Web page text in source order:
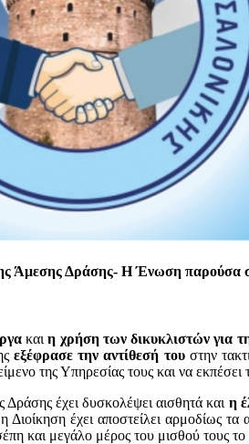
Άμεσης Δράσης- Η Ένωση παρούσα
καιη χρήση των δικυκλιστών για
εξέφρασε την αντίθεσή τουστην
της Υπηρεσίας τους και να
έχει δυσκολέψει αισθητά και η
Διοίκηση έχει αποστείλει αρμοδίως
και μεγάλο μέρος του μισθού τους το